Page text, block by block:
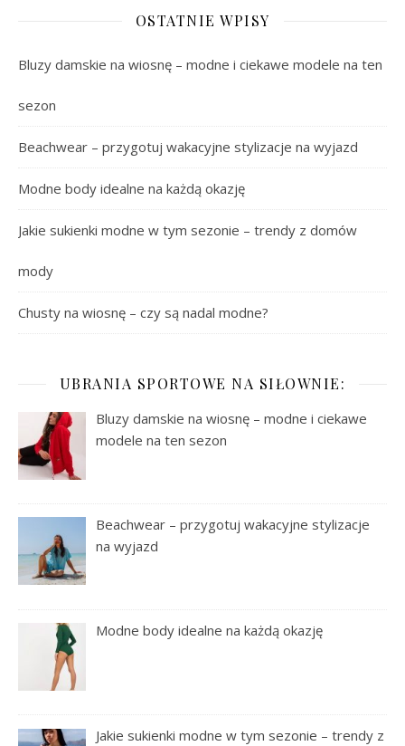
OSTATNIE WPISY
Bluzy damskie na wiosnę – modne i ciekawe modele na ten
sezon
Beachwear – przygotuj wakacyjne stylizacje na wyjazd
Modne body idealne na każdą okazję
Jakie sukienki modne w tym sezonie – trendy z domów
mody
Chusty na wiosnę – czy są nadal modne?
UBRANIA SPORTOWE NA SIŁOWNIE:
Bluzy damskie na wiosnę – modne i ciekawe
modele na ten sezon
Beachwear – przygotuj wakacyjne stylizacje
na wyjazd
Modne body idealne na każdą okazję
Jakie sukienki modne w tym sezonie – trendy z